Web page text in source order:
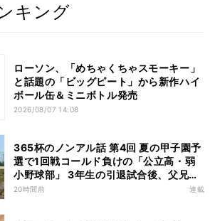
キング
ローソン、「めちゃくちゃスモーキー」
と話題の「ビッグピート」から新作ハイ
ボール缶＆ミニボトル発売
2026/08/07 14:08
365杯のノンアル話 第4回 夏の甲子園予
選で1回戦コールド負けの「公立高・弱
小野球部」 3年生の引退試合後、父兄
が“現場”で取り出したのは……
20時間前 連載